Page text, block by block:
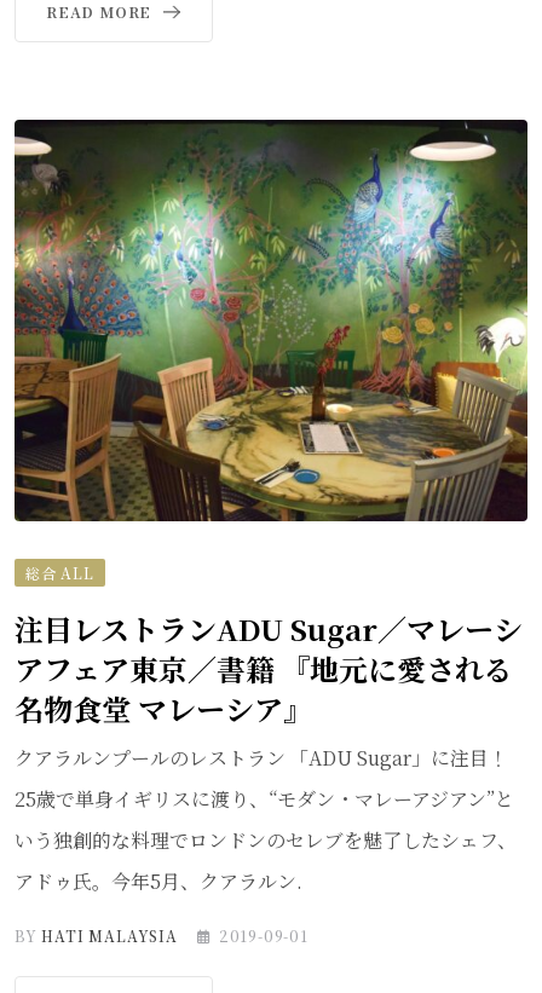
READ MORE
総合 ALL
注目レストランADU Sugar／マレーシ
アフェア東京／書籍 『地元に愛される
名物食堂 マレーシア』
クアラルンプールのレストラン 「ADU Sugar」に注目！
25歳で単身イギリスに渡り、“モダン・マレーアジアン”と
いう独創的な料理でロンドンのセレブを魅了したシェフ、
アドゥ氏。今年5月、クアラルン.
BYHATI MALAYSIA 2019-09-01